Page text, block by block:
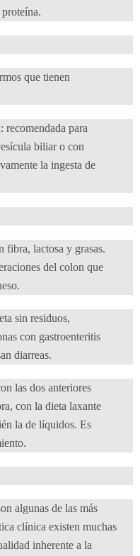
que tienen
para
biliar o con
la ingesta de
fibra, lactosa y grasas.
del colon que
sin residuos,
con gastroenteritis
diarreas.
las dos anteriores
con la dieta laxante
la de líquidos. Es
algunas de las más
clínica existen muchas
inherente a la